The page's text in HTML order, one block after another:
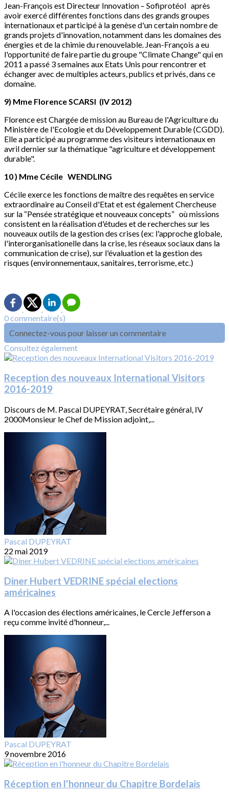
Jean-François est Directeur Innovation – Sofiprotéol après
avoir exercé différentes fonctions dans des grands groupes
internationaux et participé à la genèse d'un certain nombre de
grands projets d'innovation, notamment dans les domaines des
énergies et de la chimie du renouvelable. Jean-François a eu
l'opportunité de faire partie du groupe "Climate Change" qui en
2011 a passé 3 semaines aux Etats Unis pour rencontrer et
échanger avec de multiples acteurs, publics et privés, dans ce
domaine.
9) Mme Florence SCARSI (IV 2012)
Florence est Chargée de mission au Bureau de l'Agriculture du
Ministère de l'Ecologie et du Développement Durable (CGDD).
Elle a participé au programme des visiteurs internationaux en
avril dernier sur la thématique "agriculture et développement
durable".
10 ) Mme Cécile WENDLING
Cécile exerce les fonctions de maître des requêtes en service
extraordinaire au Conseil d'Etat et est également Chercheuse
sur la “Pensée stratégique et nouveaux concepts” où missions
consistent en la réalisation d'études et de recherches sur les
nouveaux outils de la gestion des crises (ex: l'approche globale,
l'interorganisationelle dans la crise, les réseaux sociaux dans la
communication de crise), sur l'évaluation et la gestion des
risques (environnementaux, sanitaires, terrorisme, etc.)
0 commentaire(s)
Connectez-vous pour laisser un commentaire
Consultez également
Reception des nouveaux International Visitors
2016-2019
Discours de M. Pascal DUPEYRAT, Secrétaire général, IV
2000Monsieur le Chef de Mission adjoint,...
Pascal DUPEYRAT
22 mai 2019
Diner Hubert VEDRINE spécial elections
américaines
A l'occasion des élections américaines, le Cercle Jefferson a
reçu comme invité d'honneur,...
Pascal DUPEYRAT
9 novembre 2016
Réception en l'honneur du Chapitre Bordelais